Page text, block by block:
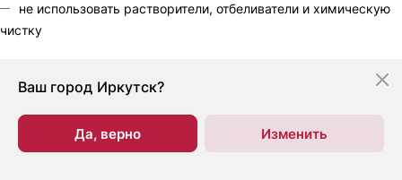
не использовать растворители, отбеливатели и химическую
чистку
Ваш город Иркутск?
Да, верно Изменить